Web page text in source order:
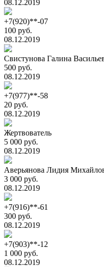
08.12.2019
+7(920)**-07
100 руб.
08.12.2019
Свистунова Галина
500 руб.
08.12.2019
+7(977)**-58
20 руб.
08.12.2019
Жертвователь
5 000 руб.
08.12.2019
Аверьянова Лидия
3 000 руб.
08.12.2019
+7(916)**-61
300 руб.
08.12.2019
+7(903)**-12
1 000 руб.
08.12.2019